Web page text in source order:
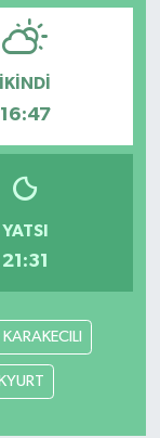
İKINDI
16:47
YATSI
21:31
KARAKECILI